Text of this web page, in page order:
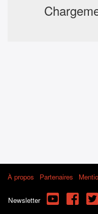
À propos Partenaires
Newsletter YouTube